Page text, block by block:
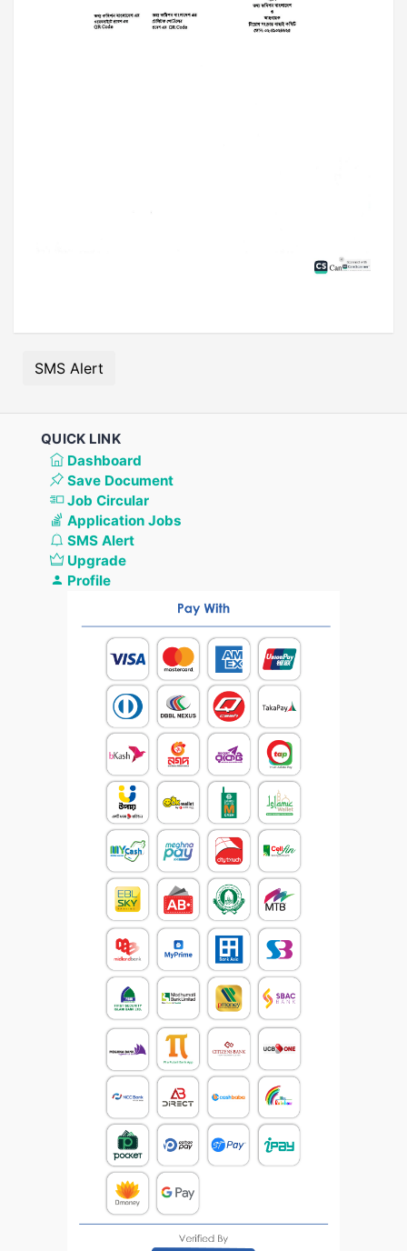
SMS Alert
QUICK LINK
Dashboard
Save Document
Job Circular
Application Jobs
SMS Alert
Upgrade
Profile